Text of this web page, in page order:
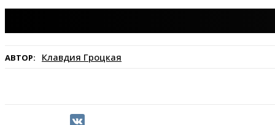
АВТОР: Клавдия Гроцкая